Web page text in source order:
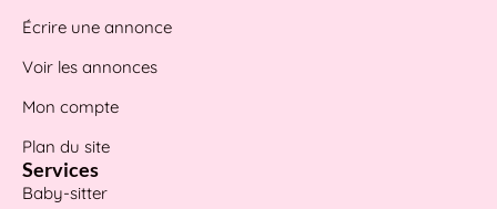
Écrire une annonce
Voir les annonces
Mon compte
Plan du site
Services
Baby-sitter